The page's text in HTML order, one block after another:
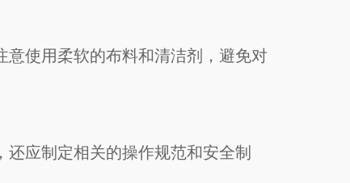
使用柔软的布料和清洁剂，避免对
应制定相关的操作规范和安全制